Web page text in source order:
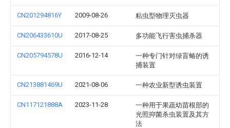
CN201294816Y 2009-08-26 粘虫型物理灭虫器
CN206433610U 2017-08-25 多功能飞行害虫捕杀器
CN205794578U 2016-12-14
一种专门针对绿盲蝽的诱
捕装置
CN213881469U 2021-08-06 一种农业新型诱虫装置
CN117121888A 2023-11-28
一种用于果蔬幼苗根部的
光照抑菌杀虫装置及其方
法